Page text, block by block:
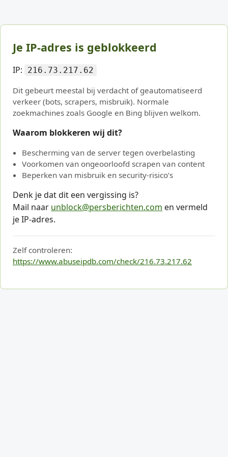
Je IP-adres is geblokkeerd
IP: 216.73.217.62
Dit gebeurt meestal bij verdacht of geautomatiseerd
verkeer (bots, scrapers, misbruik). Normale
zoekmachines zoals Google en Bing blijven welkom.
Waarom blokkeren wij dit?
Bescherming van de server tegen overbelasting
Voorkomen van ongeoorloofd scrapen van content
Beperken van misbruik en security-risico’s
Denk je dat dit een vergissing is?
Mail naar unblock@persberichten.com en vermeld
je IP-adres.
Zelf controleren:
https://www.abuseipdb.com/check/216.73.217.62